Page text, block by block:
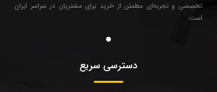
تخصصی و تجربه‌ای مطمئن از خرید برای مشتریان در سراسر ایران
است.
دسترسی سریع